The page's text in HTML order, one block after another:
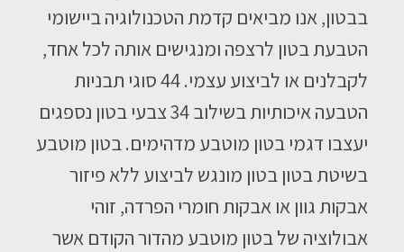
בבטון, אנו מביאים קדמת הטכנולוגיה ביישומי
הטבעת בטון לרצפה ומנגישים אותה לכל אחד,
לקבלנים או לביצוע עצמי. 44 סוגי תבניות
הטבעה איכותיות בשילוב 34 צבעי בטון נספגים
יעצבו דגמי בטון מוטבע מדהימים. בטון מוטבע
בשיטת בטון בטון מונגש לביצוע ללא פיזור
אבקות גוון או אבקות חומרי הפרדה, זוהי
אבולוציה של בטון מוטבע מהדור הקודם אשר